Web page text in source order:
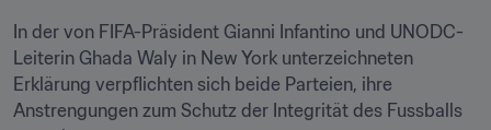
In der von FIFA-Präsident Gianni Infantino und UNODC-
Leiterin Ghada Waly in New York unterzeichneten
Erklärung verpflichten sich beide Parteien, ihre
Anstrengungen zum Schutz der Integrität des Fussballs